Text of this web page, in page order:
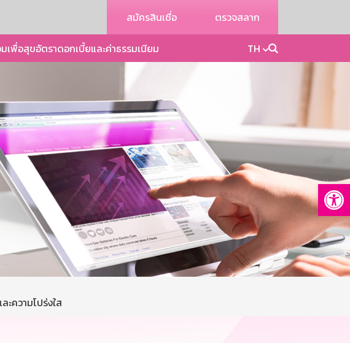
สมัครสินเชื่อ ตรวจสลาก
เพื่อสุขอัตราดอกเบี้ยและค่าธรรมเนียม TH
ะความโปร่งใส